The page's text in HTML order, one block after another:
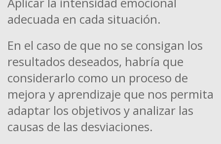
adecuada en cada situación.
En el caso de que no se consigan los
resultados deseados, habría que
considerarlo como un proceso de
mejora y aprendizaje que nos permita
adaptar los objetivos y analizar las
causas de las desviaciones.